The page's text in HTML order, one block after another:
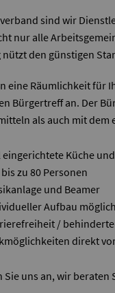
sind wir
nur alle
den günstigen
eine Räumlichkeit für
Bürgertreff an. Der
als auch mit dem
eingerichtete Küche
zu 80 Personen
und Beamer
Aufbau möglich
/
direkt
Sie uns an, wir beraten